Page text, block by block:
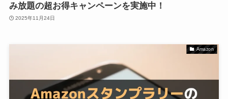
み放題の超お得キャンペーンを実施中！
2025年11月24日
Amazon